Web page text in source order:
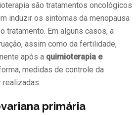
são tratamentos oncológicos
induzir os sintomas da menopausa
tratamento. Em alguns casos, a
assim como da fertilidade,
após a quimioterapia e
medidas de controle da
realizadas.
primária